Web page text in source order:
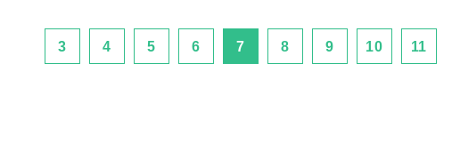
3 4 5 6 7 8 9 10 11